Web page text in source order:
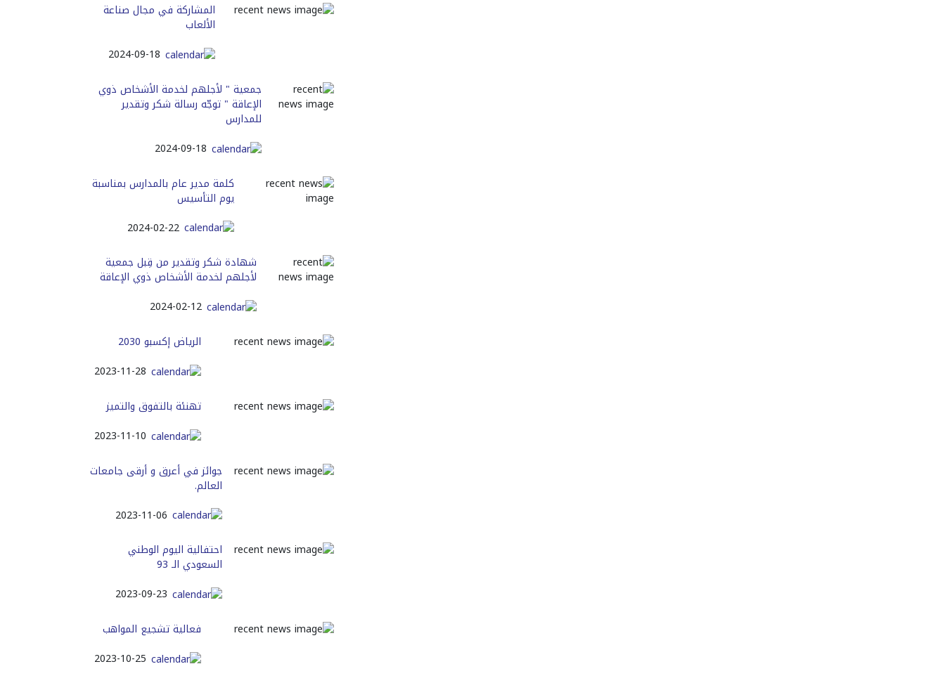
المشاركة في مجال صناعة
الألعاب
2024-09-18
جمعية " لأجلهم لخدمة الأشخاص ذوي
الإعاقة " توجّه رسالة شكر وتقدير
للمدارس
2024-09-18
كلمة مدير عام بالمدارس بمناسبة
يوم التأسيس
2024-02-22
شهادة شكر وتقدير من قِبل جمعية
لأجلهم لخدمة الأشخاص ذوي الإعاقة
2024-02-12
الرياض إكسبو 2030
2023-11-28
تهنئة بالتفوق والتميز
2023-11-10
جوائز في أعرق و أرقى جامعات
العالم.
2023-11-06
احتفالية اليوم الوطني
السعودي الـ 93
2023-09-23
فعالية تشجيع المواهب
2023-10-25